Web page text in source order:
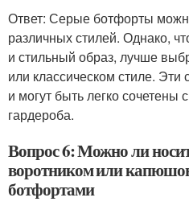
Ответ: Серые ботфорты
различных стилей. Однако,
и стильный образ, лучше
или классическом стиле. Эти
и могут быть легко сочетены
гардероба.
Вопрос 6: Можно ли
воротником или
ботфортами